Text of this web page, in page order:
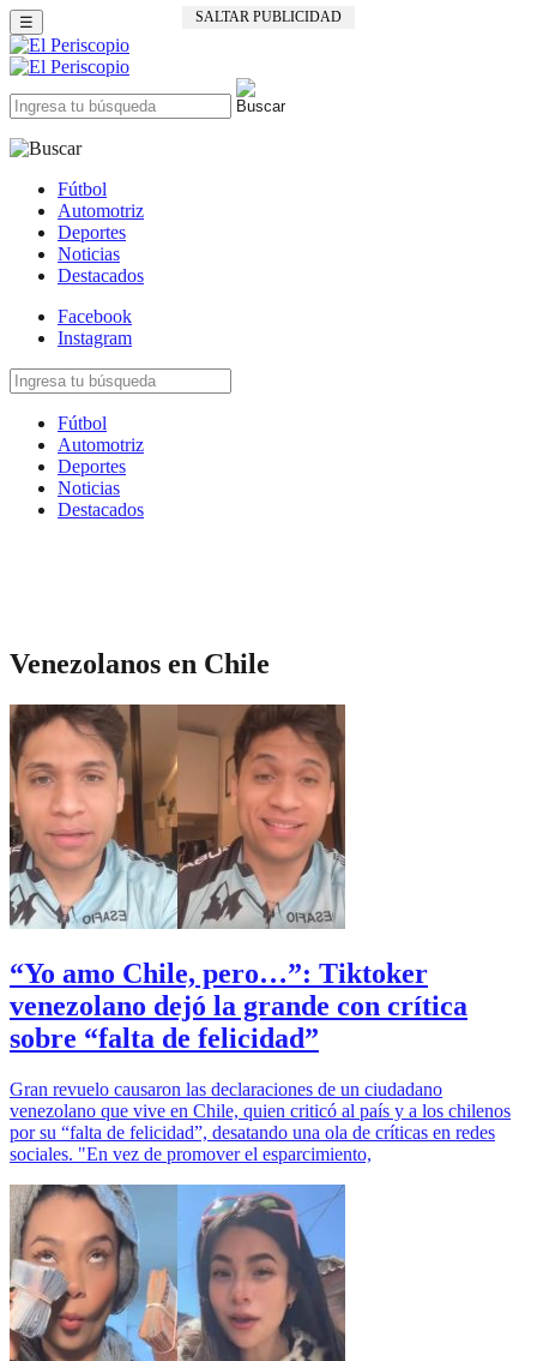
SALTAR PUBLICIDAD
☰
Fútbol
Automotriz
Deportes
Noticias
Destacados
Facebook
Instagram
Fútbol
Automotriz
Deportes
Noticias
Destacados
Venezolanos en Chile
“Yo amo Chile, pero…”: Tiktoker
venezolano dejó la grande con crítica
sobre “falta de felicidad”
Gran revuelo causaron las declaraciones de un ciudadano
venezolano que vive en Chile, quien criticó al país y a los chilenos
por su “falta de felicidad”, desatando una ola de críticas en redes
sociales. "En vez de promover el esparcimiento,